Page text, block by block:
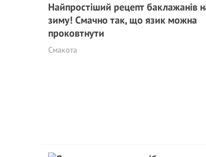
Найпростіший рецепт баклажанів
зиму! Смачно так, що язик можна
проковтнути
Смакота